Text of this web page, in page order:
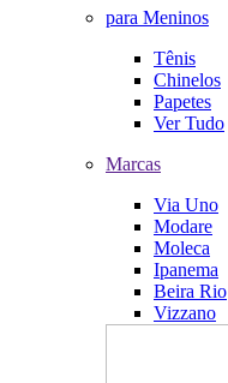
para Meninos
Tênis
Chinelos
Papetes
Ver Tudo
Marcas
Via Uno
Modare
Moleca
Ipanema
Beira Rio
Vizzano